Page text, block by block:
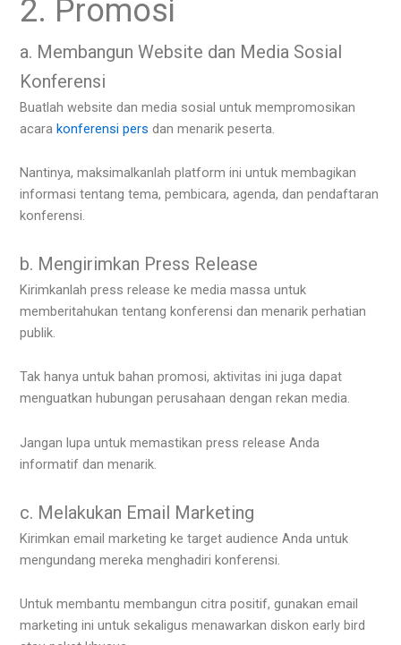
2. Promosi
a. Membangun Website dan Media Sosial
Konferensi
Buatlah website dan media sosial untuk mempromosikan
acarakonferensi pers dan menarik peserta.
Nantinya, maksimalkanlah platform ini untuk membagikan
informasi tentang tema, pembicara, agenda, dan pendaftaran
konferensi.
b. Mengirimkan Press Release
Kirimkanlah press release ke media massa untuk
memberitahukan tentang konferensi dan menarik perhatian
publik.
Tak hanya untuk bahan promosi, aktivitas ini juga dapat
menguatkan hubungan perusahaan dengan rekan media.
Jangan lupa untuk memastikan press release Anda
informatif dan menarik.
c. Melakukan Email Marketing
Kirimkan email marketing ke target audience Anda untuk
mengundang mereka menghadiri konferensi.
Untuk membantu membangun citra positif, gunakan email
marketing ini untuk sekaligus menawarkan diskon early bird